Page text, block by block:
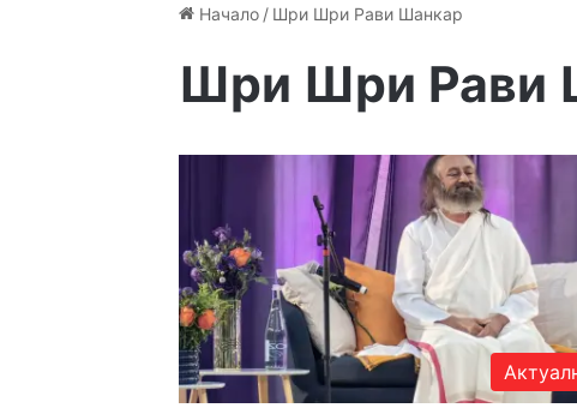
Начало / Шри Шри Рави Шанкар
Шри Шри Рави